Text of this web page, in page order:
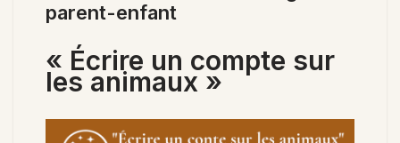
parent-enfant
« Écrire un compte sur
les animaux »